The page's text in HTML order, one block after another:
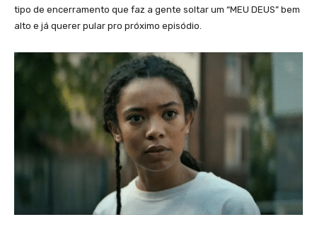
tipo de encerramento que faz a gente soltar um “MEU DEUS” bem
alto e já querer pular pro próximo episódio.